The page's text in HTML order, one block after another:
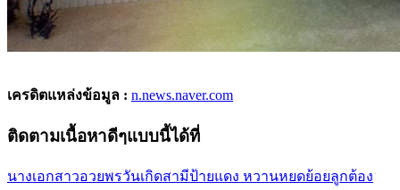
เครดิตแหล่งข้อมูล : n.news.naver.com
ติดตามเนื้อหาดีๆแบบนี้ได้ที่
นางเอกสาวอวยพรวันเกิดสามีป้ายแดง หวานหยดย้อยลูกต้อง